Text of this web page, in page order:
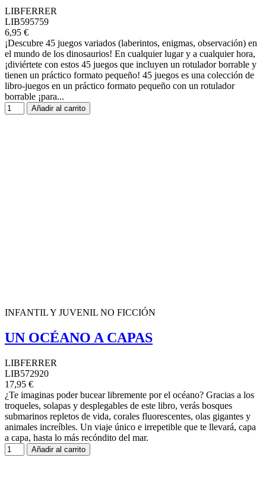
LIBFERRER
LIB595759
6,95 €
¡Descubre 45 juegos variados (laberintos, enigmas, observación) en
el mundo de los dinosaurios! En cualquier lugar y a cualquier hora,
¡diviértete con estos 45 juegos que incluyen un rotulador borrable y
tienen un práctico formato pequeño! 45 juegos es una colección de
libro-juegos en un práctico formato pequeño con un rotulador
borrable ¡para...
Añadir al carrito
INFANTIL Y JUVENIL NO FICCIÓN
UN OCÉANO A CAPAS
LIBFERRER
LIB572920
17,95 €
¿Te imaginas poder bucear libremente por el océano? Gracias a los
troqueles, solapas y desplegables de este libro, verás bosques
submarinos repletos de vida, corales fluorescentes, olas gigantes y
animales increíbles. Un viaje único e irrepetible que te llevará, capa
a capa, hasta lo más recóndito del mar.
Añadir al carrito